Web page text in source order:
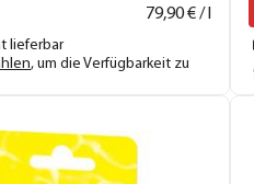
79,90€ / l
lieferbar
, um die Verfügbarkeit zu